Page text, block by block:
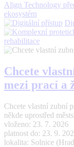
Align Technology
ekosystém
rehabilitace
Chcete
mezi prací a
Chcete vlastní zubní
někde uprostřed
vloženo: 23. 7. 2026
platnost do: 23. 9.
lokalita: Solnice